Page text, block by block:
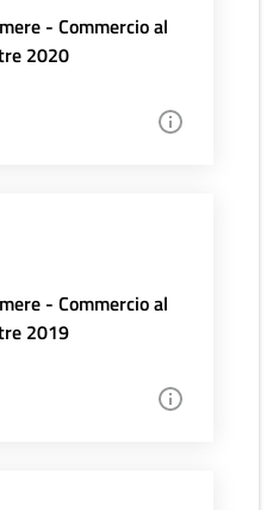
- Commercio al
2020
- Commercio al
2019